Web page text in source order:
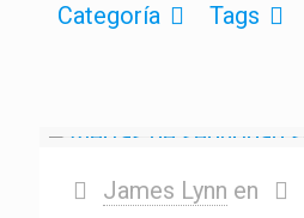
Categoría Tags
James Lynn en